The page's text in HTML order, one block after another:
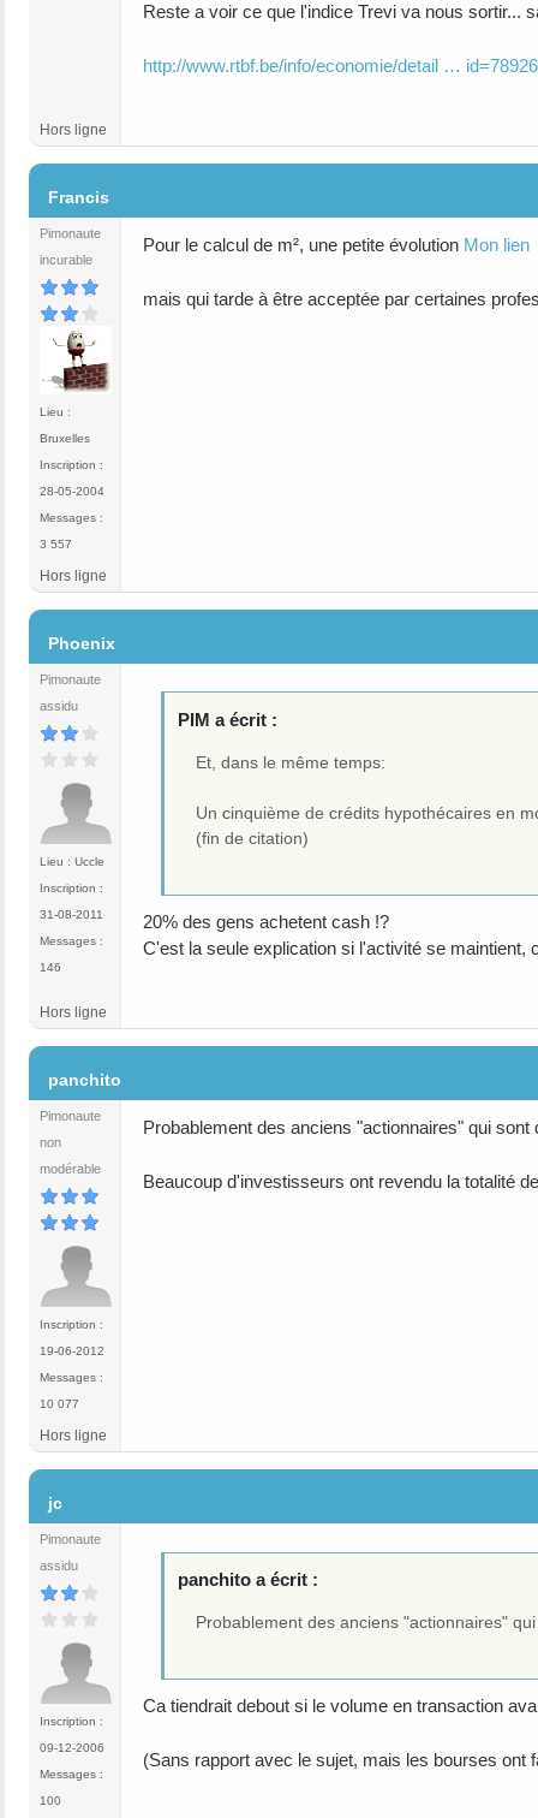
Reste a voir ce que l'indice Trevi va nous sortir...
http://www.rtbf.be/info/economie/detail …
Hors ligne
Francis
Pimonaute
incurable
Lieu :
Bruxelles
Inscription :
28-05-2004
Messages :
3 557
Pour le calcul de m², une petite évolution Mon lien
mais qui tarde à être acceptée par certaines
Hors ligne
Phoenix
Pimonaute
assidu
Lieu : Uccle
Inscription :
31-08-2011
Messages :
146
PIM a écrit :
Et, dans le même temps:
Un cinquième de crédits hypothécaires en
(fin de citation)
20% des gens achetent cash !?
C'est la seule explication si l'activité se maintient,
Hors ligne
panchito
Pimonaute
non
modérable
Inscription :
19-06-2012
Messages :
10 077
Probablement des anciens "actionnaires" qui
Beaucoup d'investisseurs ont revendu la totalité
Hors ligne
jc
Pimonaute
assidu
Inscription :
09-12-2006
Messages :
100
panchito a écrit :
Probablement des anciens "actionnaires"
Ca tiendrait debout si le volume en transaction
(Sans rapport avec le sujet, mais les bourses ont